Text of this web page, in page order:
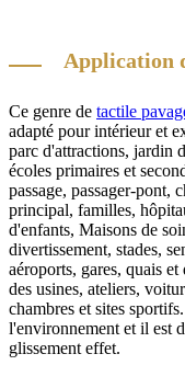
Application
Ce genre de tactile
adapté pour intérieur et
parc d'attractions, jardin
écoles primaires et
passage, passager-pont,
principal, familles,
d'enfants, Maisons de
divertissement, stades,
aéroports, gares, quais
des usines, ateliers,
chambres et sites
l'environnement et il est
glissement effet.